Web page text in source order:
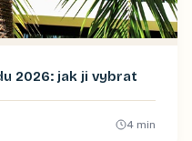
2026: jak ji vybrat
4 min